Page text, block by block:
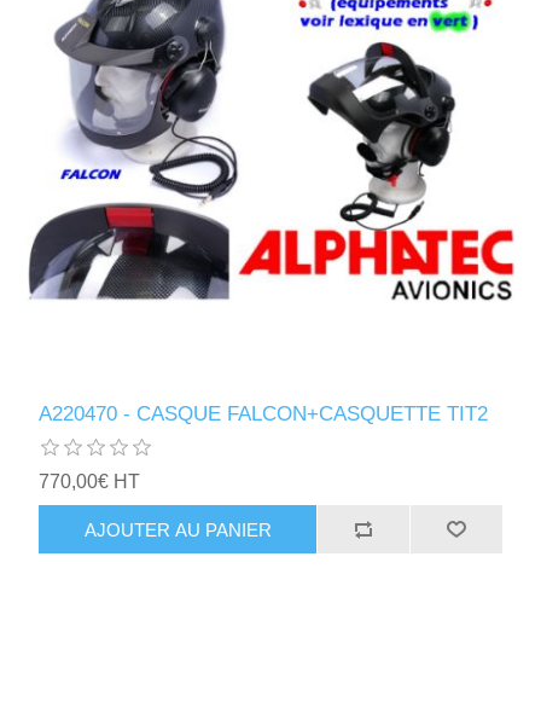
A220470 - CASQUE FALCON+CASQUETTE TIT2
770,00€ HT
AJOUTER AU PANIER